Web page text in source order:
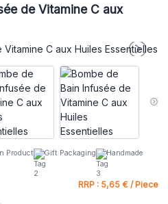
de Vitamine C aux
Product Gift Packaging
Handmade
RRP : 5,65 € / Piece